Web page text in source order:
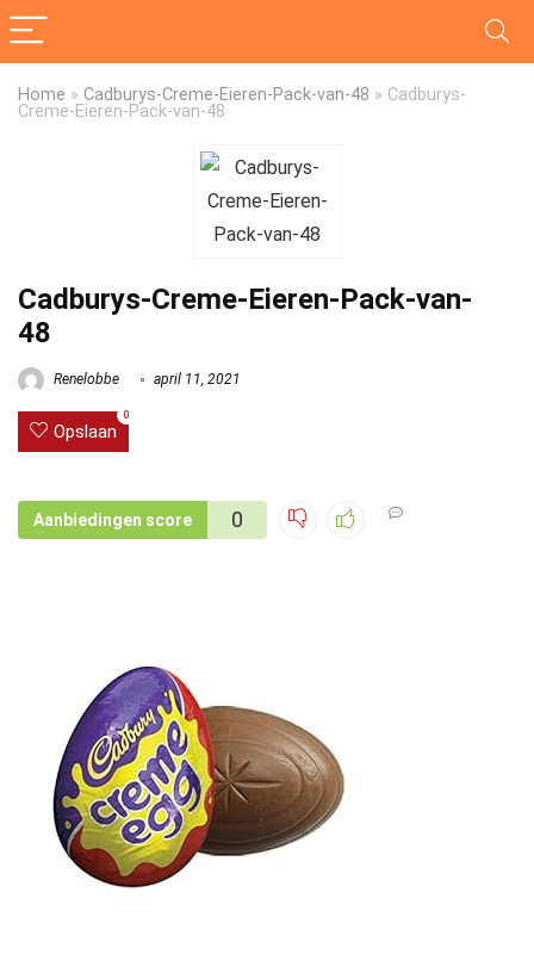
Home » Cadburys-Creme-Eieren-Pack-van-48 » Cadburys-
Creme-Eieren-Pack-van-48
Cadburys-Creme-Eieren-Pack-van-
48
Renelobbe april 11, 2021
Opslaan
0
Aanbiedingen score 0